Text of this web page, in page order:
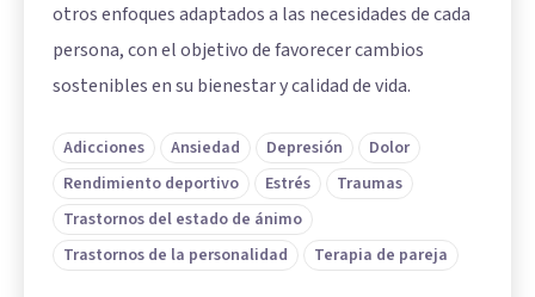
otros enfoques adaptados a las necesidades de cada
persona, con el objetivo de favorecer cambios
sostenibles en su bienestar y calidad de vida.
Adicciones Ansiedad Depresión
Dolor
Rendimiento deportivo
Estrés
Traumas
Trastornos del estado de ánimo
Trastornos de la personalidad
Terapia de pareja